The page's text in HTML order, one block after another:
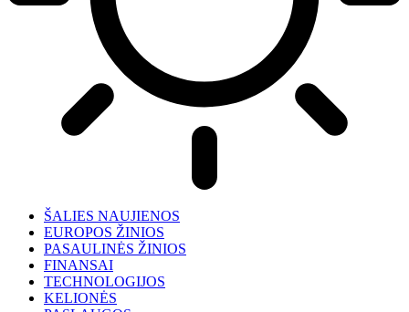
ŠALIES NAUJIENOS
EUROPOS ŽINIOS
PASAULINĖS ŽINIOS
FINANSAI
TECHNOLOGIJOS
KELIONĖS